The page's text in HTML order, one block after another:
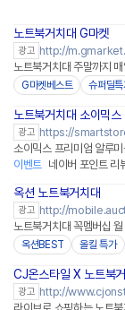
노트북거치대 G마켓
광고 http://
노트북거치대 주말까지
G마켓베스트 슈퍼딜
노트북거치대 소이믹스
광고 https://
소이믹스 프리미엄 알루
이벤트 네이버 포인트 리
옥션 노트북거치대
광고 http://
노트북거치대 꼭멤버십
옥션BEST 올킬 특가
CJ온스타일 X 노트북
광고 http://